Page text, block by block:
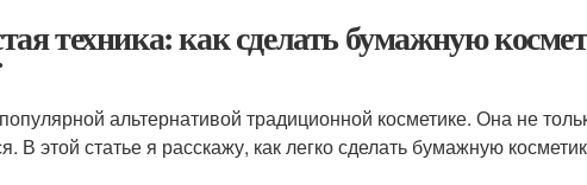
техника: как сделать бумажную
альтернативой традиционной косметике. Она не
В этой статье я расскажу, как легко сделать бумажную